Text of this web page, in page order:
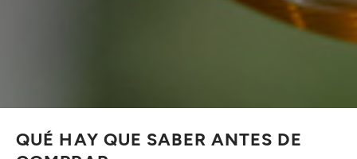
QUÉ HAY QUE SABER ANTES DE